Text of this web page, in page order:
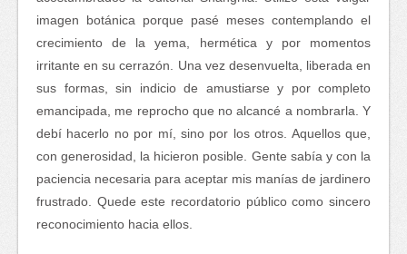
imagen botánica porque pasé meses contemplando el
crecimiento de la yema, hermética y por momentos
irritante en su cerrazón. Una vez desenvuelta, liberada en
sus formas, sin indicio de amustiarse y por completo
emancipada, me reprocho que no alcancé a nombrarla. Y
debí hacerlo no por mí, sino por los otros. Aquellos que,
con generosidad, la hicieron posible. Gente sabía y con la
paciencia necesaria para aceptar mis manías de jardinero
frustrado. Quede este recordatorio público como sincero
reconocimiento hacia ellos.